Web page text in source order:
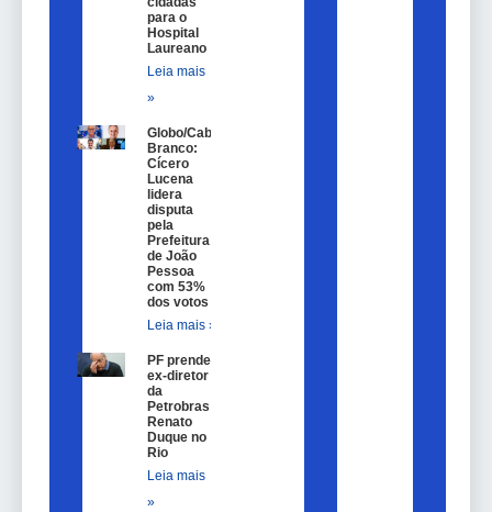
para o
Hospital
Laureano
Leia mais
»
Globo/Cabo
Branco:
Cícero
Lucena
lidera
disputa
pela
Prefeitura
de João
Pessoa
com 53%
dos votos
Leia mais »
PF prende
ex-diretor
da
Petrobras
Renato
Duque no
Rio
Leia mais
»